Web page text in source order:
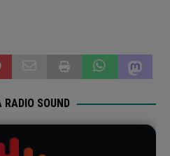
RADIO SOUND